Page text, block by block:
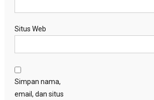
Situs Web
Simpan nama,
email, dan situs